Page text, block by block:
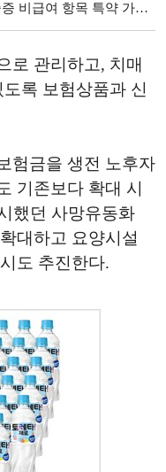
항목 특약 가입 시만 보장
로 관리하고, 치매
록 보험상품과 신
험금을 생전 노후자
기존보다 확대 시
했던 사망유동화
대하고 요양시설
도 추진한다.